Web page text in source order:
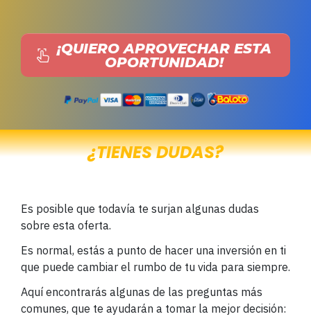
¡QUIERO APROVECHAR ESTA
OPORTUNIDAD!
¿TIENES DUDAS?
Es posible que todavía te surjan algunas dudas
sobre esta oferta.
Es normal, estás a punto de hacer una inversión en ti
que puede cambiar el rumbo de tu vida para siempre.
Aquí encontrarás algunas de las preguntas más
comunes, que te ayudarán a tomar la mejor decisión: